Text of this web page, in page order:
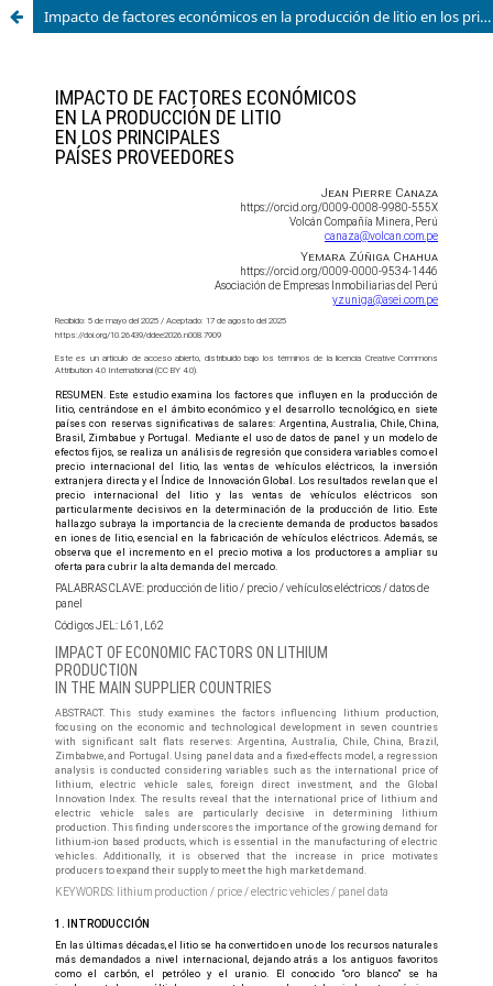
Impacto de factores económicos en la producción de litio en los principales países proveedores